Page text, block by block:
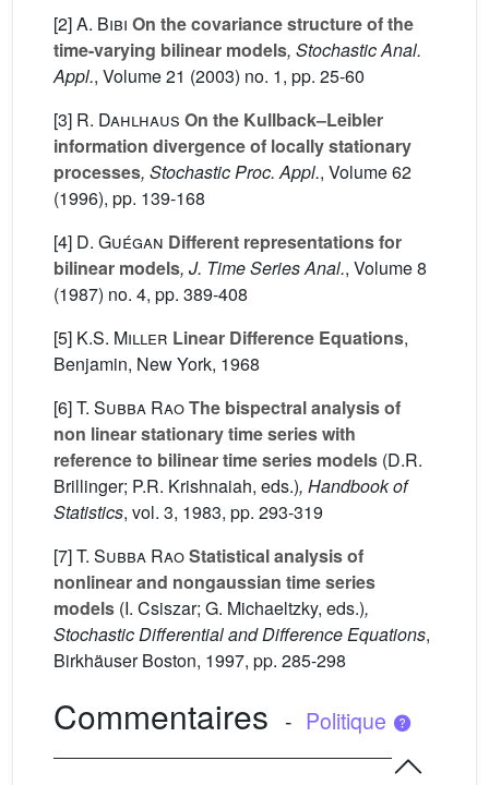
[2]A. Bibi On the covariance structure of the
time-varying bilinear models, Stochastic Anal.
Appl., Volume 21 (2003) no. 1, pp. 25-60
[3] R. Dahlhaus On the Kullback–Leibler
information divergence of locally stationary
processes, Stochastic Proc. Appl., Volume 62
(1996), pp. 139-168
[4] D. Guégan Different representations for
bilinear models, J. Time Series Anal., Volume 8
(1987) no. 4, pp. 389-408
[5] K.S. Miller Linear Difference Equations,
Benjamin, New York, 1968
[6]T. Subba RaoThe bispectral analysis of
non linear stationary time series with
reference to bilinear time series models (D.R.
Brillinger; P.R. Krishnaiah, eds.), Handbook of
Statistics, vol. 3, 1983, pp. 293-319
[7]T. Subba RaoStatistical analysis of
nonlinear and nongaussian time series
models (I. Csiszar; G. Michaeltzky, eds.),
Stochastic Differential and Difference Equations,
Birkhäuser Boston, 1997, pp. 285-298
Commentaires - Politique